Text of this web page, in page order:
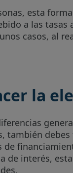
esta
a las
casos, al
la
también
de
de interés,